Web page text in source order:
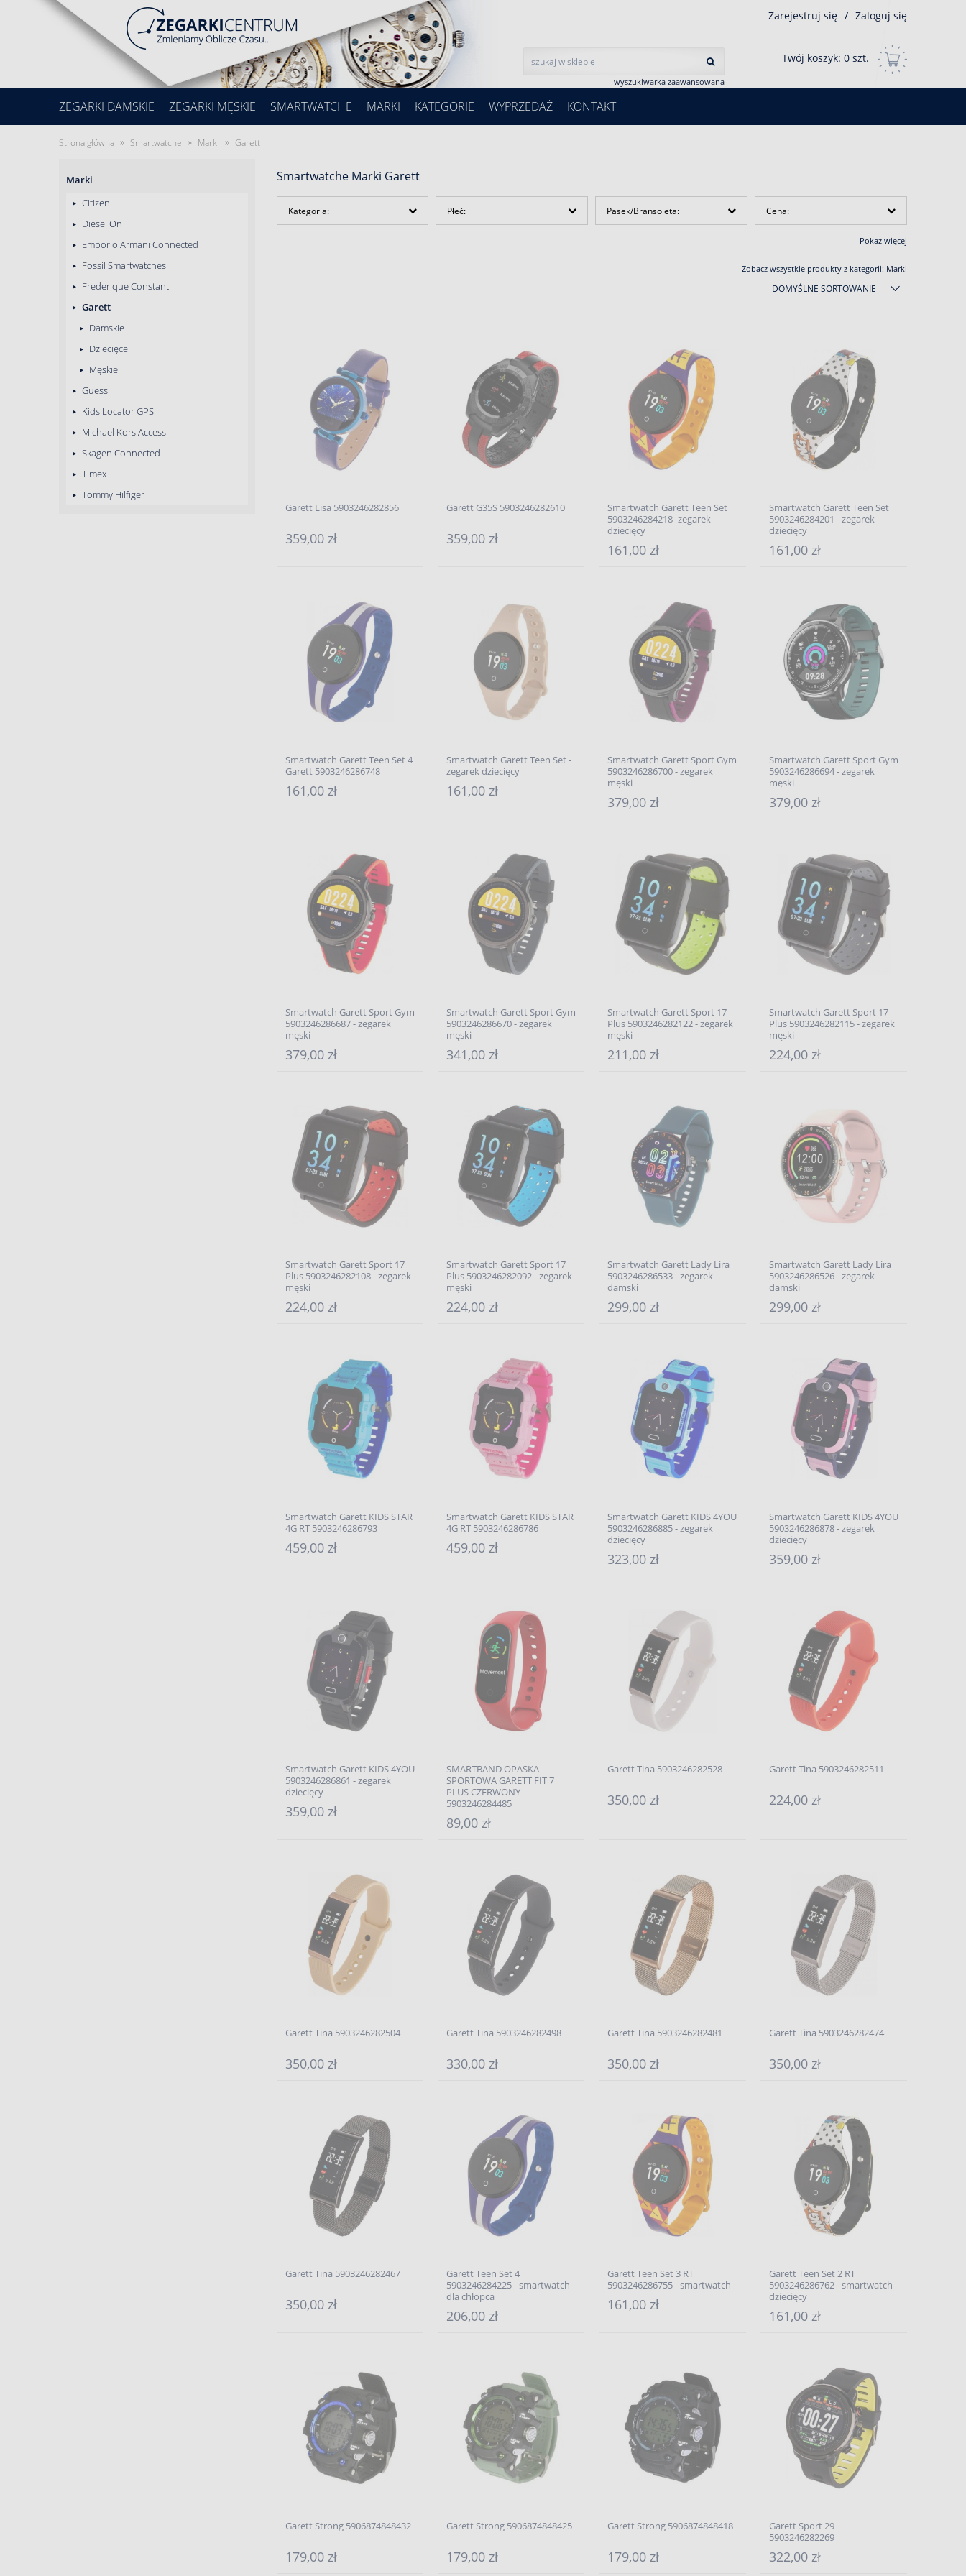
wyszukiwarka zaawansowana
Zarejestruj się / Zaloguj się
Twój koszyk: 0 szt.
ZEGARKI DAMSKIE ZEGARKI MĘSKIE SMARTWATCHE MARKI KATEGORIE WYPRZEDAŻ KONTAKT
Strona główna » Smartwatche » Marki » Garett
Marki
Citizen
Diesel On
Emporio Armani Connected
Fossil Smartwatches
Frederique Constant
Garett
Damskie
Dziecięce
Męskie
Guess
Kids Locator GPS
Michael Kors Access
Skagen Connected
Timex
Tommy Hilfiger
Smartwatche Marki Garett
Kategoria: Płeć: Pasek/Bransoleta: Cena:
Pokaż więcej
Zobacz wszystkie produkty z kategorii: Marki
DOMYŚLNE SORTOWANIE
Garett Lisa 5903246282856
359,00 zł
Garett G35S 5903246282610
359,00 zł
Smartwatch Garett Teen Set
5903246284218 -zegarek
dziecięcy
161,00 zł
Smartwatch Garett Teen Set
5903246284201 - zegarek
dziecięcy
161,00 zł
Smartwatch Garett Teen Set 4
Garett 5903246286748
161,00 zł
Smartwatch Garett Teen Set -
zegarek dziecięcy
161,00 zł
Smartwatch Garett Sport Gym
5903246286700 - zegarek
męski
379,00 zł
Smartwatch Garett Sport Gym
5903246286694 - zegarek
męski
379,00 zł
Smartwatch Garett Sport Gym
5903246286687 - zegarek
męski
379,00 zł
Smartwatch Garett Sport Gym
5903246286670 - zegarek
męski
341,00 zł
Smartwatch Garett Sport 17
Plus 5903246282122 - zegarek
męski
211,00 zł
Smartwatch Garett Sport 17
Plus 5903246282115 - zegarek
męski
224,00 zł
Smartwatch Garett Sport 17
Plus 5903246282108 - zegarek
męski
224,00 zł
Smartwatch Garett Sport 17
Plus 5903246282092 - zegarek
męski
224,00 zł
Smartwatch Garett Lady Lira
5903246286533 - zegarek
damski
299,00 zł
Smartwatch Garett Lady Lira
5903246286526 - zegarek
damski
299,00 zł
Smartwatch Garett KIDS STAR
4G RT 5903246286793
459,00 zł
Smartwatch Garett KIDS STAR
4G RT 5903246286786
459,00 zł
Smartwatch Garett KIDS 4YOU
5903246286885 - zegarek
dziecięcy
323,00 zł
Smartwatch Garett KIDS 4YOU
5903246286878 - zegarek
dziecięcy
359,00 zł
Smartwatch Garett KIDS 4YOU
5903246286861 - zegarek
dziecięcy
359,00 zł
SMARTBAND OPASKA
SPORTOWA GARETT FIT 7
PLUS CZERWONY -
5903246284485
89,00 zł
Garett Tina 5903246282528
350,00 zł
Garett Tina 5903246282511
224,00 zł
Garett Tina 5903246282504
350,00 zł
Garett Tina 5903246282498
330,00 zł
Garett Tina 5903246282481
350,00 zł
Garett Tina 5903246282474
350,00 zł
Garett Tina 5903246282467
350,00 zł
Garett Teen Set 4
5903246284225 - smartwatch
dla chłopca
206,00 zł
Garett Teen Set 3 RT
5903246286755 - smartwatch
161,00 zł
Garett Teen Set 2 RT
5903246286762 - smartwatch
dziecięcy
161,00 zł
Garett Strong 5906874848432
179,00 zł
Garett Strong 5906874848425
179,00 zł
Garett Strong 5906874848418
179,00 zł
Garett Sport 29
5903246282269
322,00 zł